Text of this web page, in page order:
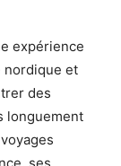
expérience
nordique et
des
longuement